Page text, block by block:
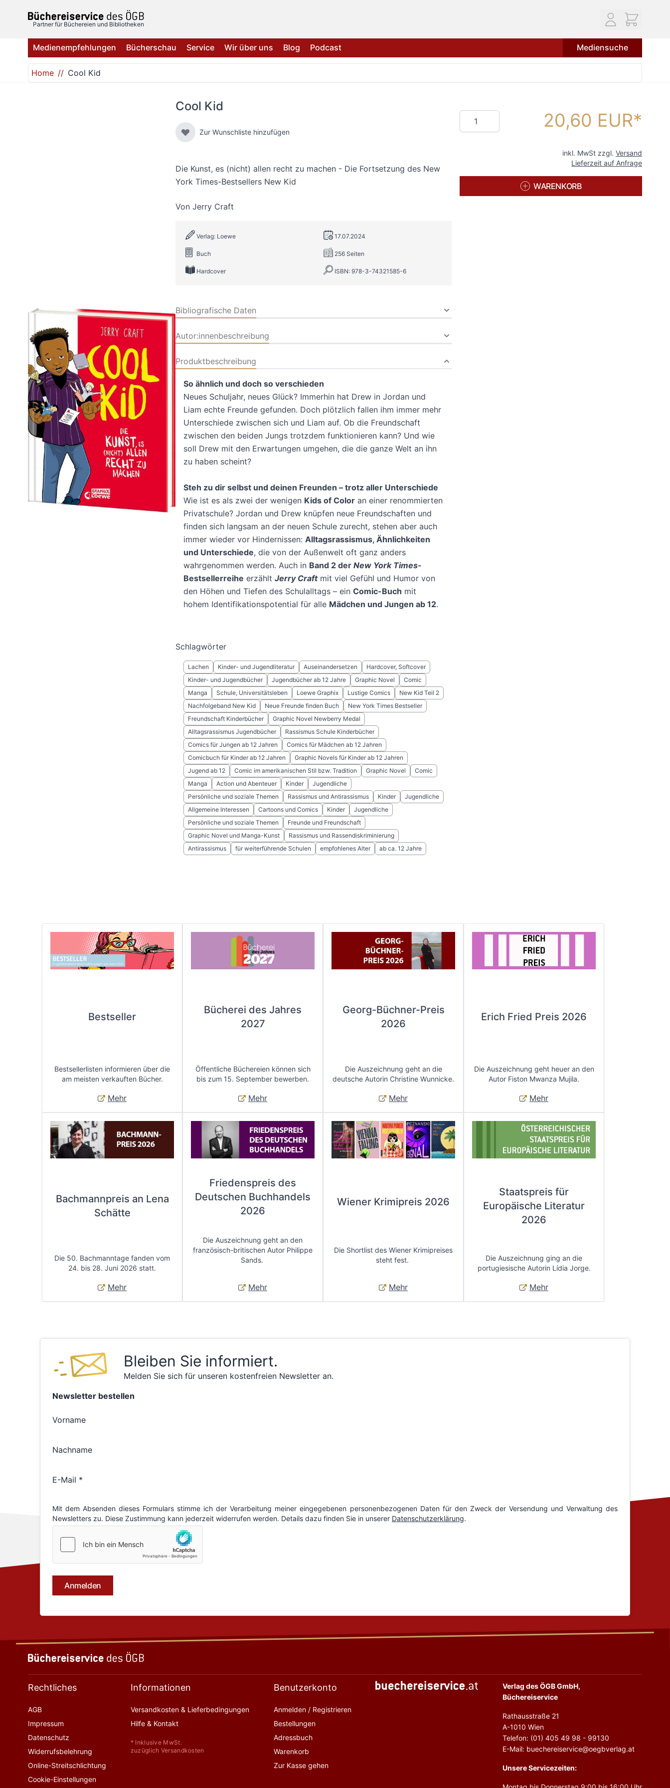
Partner für Büchereien und Bibliotheken
Medienempfehlungen Bücherschau Service Wir über uns Blog Podcast Mediensuche
Home Cool Kid
Cool Kid
Zur Wunschliste hinzufügen
Die Kunst, es (nicht) allen recht zu machen - Die Fortsetzung des New
York Times-Bestsellers New Kid
Von Jerry Craft
Verlag: Loewe 17.07.2024
Buch 256 Seiten
Hardcover ISBN: 978-3-74321585-6
Bibliografische Daten
Autor:innenbeschreibung
Produktbeschreibung
So ähnlich und doch so verschieden
Neues Schuljahr, neues Glück? Immerhin hat Drew in Jordan und
Liam echte Freunde gefunden. Doch plötzlich fallen ihm immer mehr
Unterschiede zwischen sich und Liam auf. Ob die Freundschaft
zwischen den beiden Jungs trotzdem funktionieren kann? Und wie
soll Drew mit den Erwartungen umgehen, die die ganze Welt an ihn
zu haben scheint?
Steh zu dir selbst und deinen Freunden – trotz aller Unterschiede
Wie ist es als zwei der wenigen Kids of Coloran einer renommierten
Privatschule? Jordan und Drew knüpfen neue Freundschaften und
finden sich langsam an der neuen Schule zurecht, stehen aber auch
immer wieder vor Hindernissen: Alltagsrassismus, Ähnlichkeiten
und Unterschiede, die von der Außenwelt oft ganz anders
wahrgenommen werden. Auch in Band 2 der New York Times-
Bestsellerreihe erzählt Jerry Craftmit viel Gefühl und Humor von
den Höhen und Tiefen des Schulalltags – ein Comic-Buch mit
hohem Identifikationspotential für alle Mädchen und Jungen ab 12.
Schlagwörter
Lachen Kinder- und Jugendliteratur Auseinandersetzen
Hardcover, Softcover
Kinder- und Jugendbücher
Jugendbücher ab 12 Jahre Graphic Novel
Comic
Manga
Schule, Universitätsleben Loewe Graphix Lustige Comics
New Kid Teil 2
Nachfolgeband New Kid
Neue Freunde finden Buch
New York Times Bestseller
Freundschaft Kinderbücher
Graphic Novel Newberry Medal
Alltagsrassismus Jugendbücher
Rassismus Schule Kinderbücher
Comics für Jungen ab 12 Jahren
Comics für Mädchen ab 12 Jahren
Comicbuch für Kinder ab 12 Jahren
Graphic Novels für Kinder ab 12 Jahren
Jugend ab 12
Comic im amerikanischen Stil bzw. Tradition Graphic Novel
Comic
Manga
Action und Abenteuer Kinder
Jugendliche
Persönliche und soziale Themen
Rassismus und Antirassismus Kinder
Jugendliche
Allgemeine Interessen
Cartoons und Comics Kinder
Jugendliche
Persönliche und soziale Themen
Freunde und Freundschaft
Graphic Novel und Manga-Kunst
Rassismus und Rassendiskriminierung
Antirassismus
für weiterführende Schulen empfohlenes Alter ab ca. 12 Jahre
Menge 20,60 EUR
inkl. MwSt zzgl. Versand
Lieferzeit auf Anfrage
WARENKORB
Bestseller
Bestsellerlisten informieren über die
am meisten verkauften Bücher.
Mehr
Bücherei des Jahres
2027
Öffentliche Büchereien können sich
bis zum 15. September bewerben.
Mehr
Georg-Büchner-Preis
2026
Die Auszeichnung geht an die
deutsche Autorin Christine Wunnicke.
Mehr
Erich Fried Preis 2026
Die Auszeichnung geht heuer an den
Autor Fiston Mwanza Mujila.
Mehr
Bachmannpreis an Lena
Schätte
Die 50. Bachmanntage fanden vom
24. bis 28. Juni 2026 statt.
Mehr
Friedenspreis des
Deutschen Buchhandels
2026
Die Auszeichnung geht an den
französisch-britischen Autor Philippe
Sands.
Mehr
Wiener Krimipreis 2026
Die Shortlist des Wiener Krimipreises
steht fest.
Mehr
Staatspreis für
Europäische Literatur
2026
Die Auszeichnung ging an die
portugiesische Autorin Lídia Jorge.
Mehr
Bleiben Sie informiert.
Melden Sie sich für unseren kostenfreien Newsletter an.
Rechtliches
AGB
Impressum
Datenschutz
Widerrufsbelehrung
Online-Streitschlichtung
Cookie-Einstellungen
Informationen
Versandkosten & Lieferbedingungen
Hilfe & Kontakt
* Inklusive MwSt.
zuzüglich Versandkosten
Benutzerkonto
Anmelden / Registrieren
Bestellungen
Adressbuch
Warenkorb
Zur Kasse gehen
Verlag des ÖGB GmbH,
Büchereiservice
Rathausstraße 21
A-1010 Wien
Telefon: (01) 405 49 98 - 99130
E-Mail: buechereiservice@oegbverlag.at
Unsere Servicezeiten: